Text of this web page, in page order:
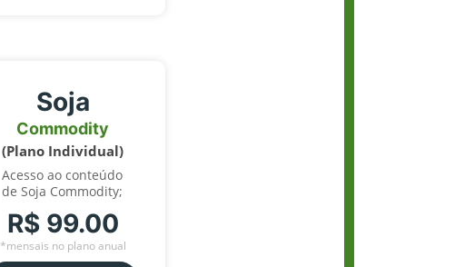
Soja
Commodity
(Plano Individual)
Acesso ao conteúdo
de Soja Commodity;
R$ 99.00
*mensais no plano anual